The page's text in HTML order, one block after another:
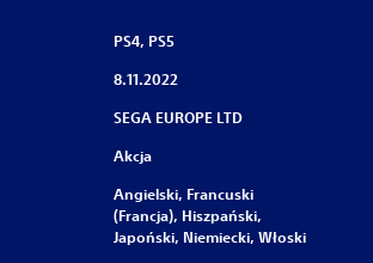
PS4, PS5
8.11.2022
SEGA EUROPE LTD
Akcja
Angielski, Francuski
(Francja), Hiszpański,
Japoński, Niemiecki, Włoski